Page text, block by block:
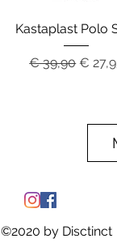
Snel overzicht
Kastaplast Polo
Normale prijs
€ 39,90 €
©2020 by Disctinct